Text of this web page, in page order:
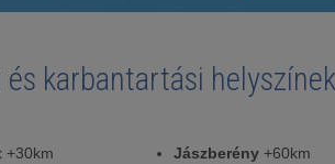
és karbantartási helyszínek
+30km
Jászberény +60km